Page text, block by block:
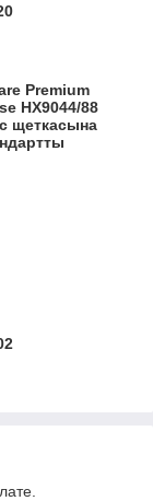
Premium
HX9044/88
щеткасына